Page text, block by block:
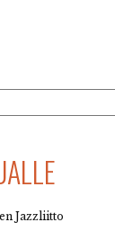
Jazzliitto